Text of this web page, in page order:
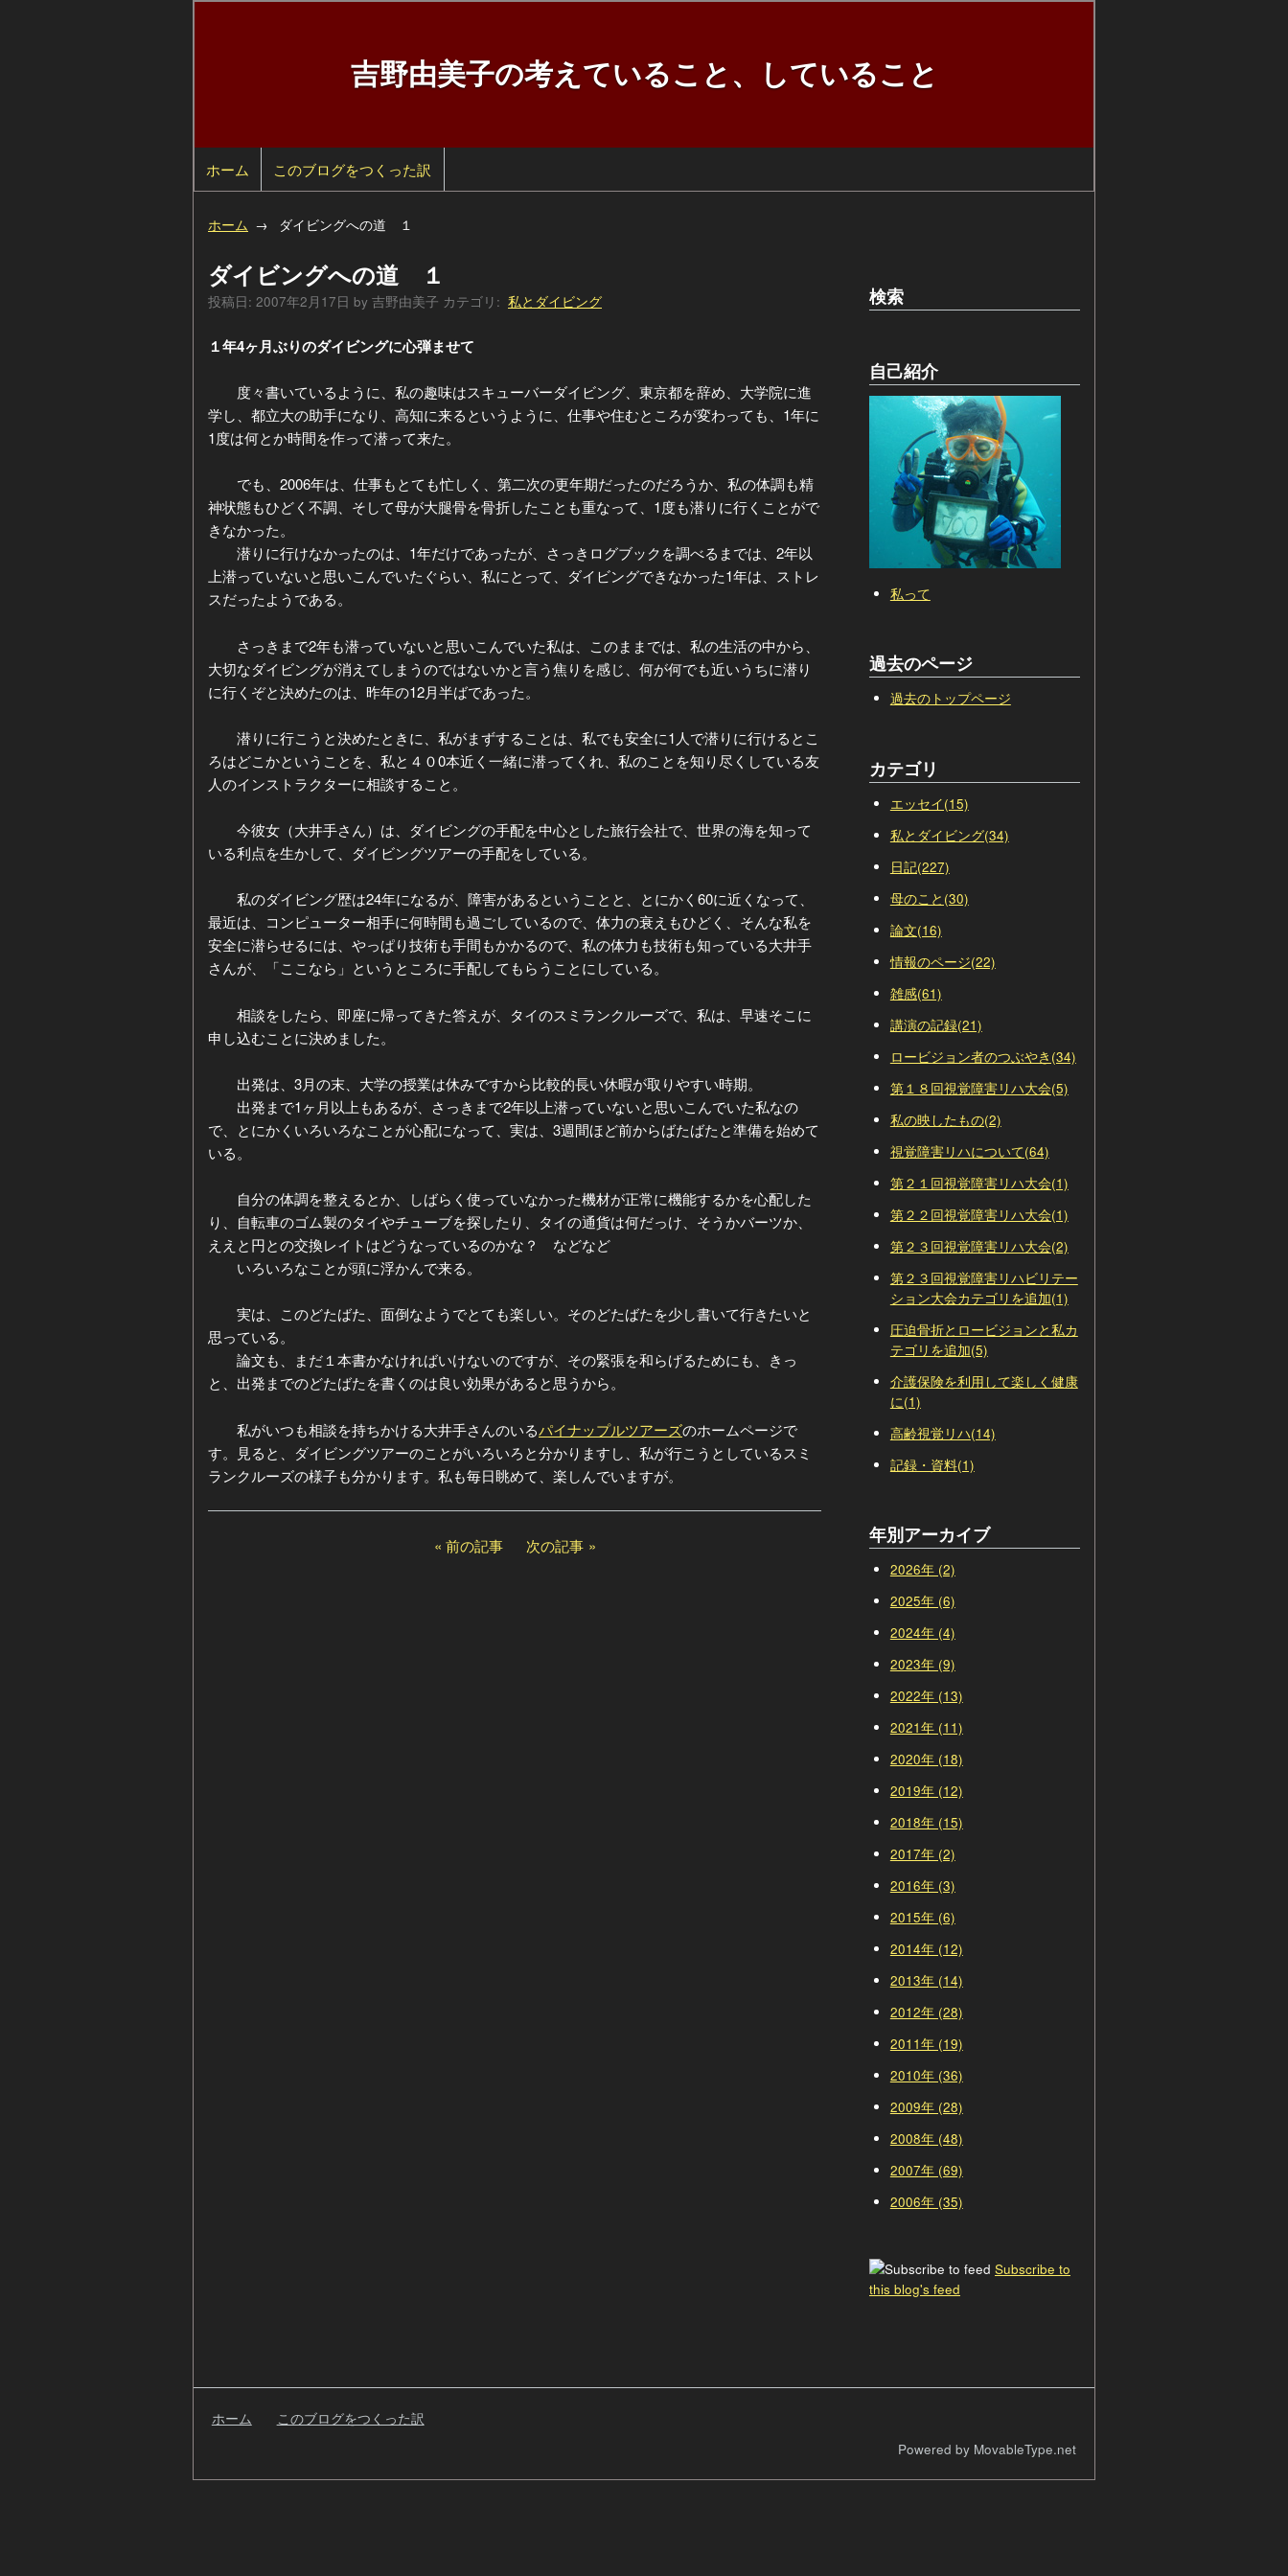
吉野由美子の考えていること、していること
ホーム このブログをつくった訳
検
紹
介
去
の
ー
カ
テ
リ
年
ア
カ
ブ
ホーム ダイビングへの道 １
ダイビングへの道 １
投稿日: 2007年2月17日 by 吉野由美子 カテゴリ: 私とダイビング
１年4ヶ月ぶりのダイビングに心弾ませて
度々書いているように、私の趣味はスキューバーダイビング、東京都を辞め、大学院に進
学し、都立大の助手になり、高知に来るというように、仕事や住むところが変わっても、1年に
1度は何とか時間を作って潜って来た。
でも、2006年は、仕事もとても忙しく、第二次の更年期だったのだろうか、私の体調も精
神状態もひどく不調、そして母が大腿骨を骨折したことも重なって、1度も潜りに行くことがで
きなかった。
潜りに行けなかったのは、1年だけであったが、さっきログブックを調べるまでは、2年以
上潜っていないと思いこんでいたぐらい、私にとって、ダイビングできなかった1年は、ストレ
スだったようである。
さっきまで2年も潜っていないと思いこんでいた私は、このままでは、私の生活の中から、
大切なダイビングが消えてしまうのではないかと言う焦りを感じ、何が何でも近いうちに潜り
に行くぞと決めたのは、昨年の12月半ばであった。
潜りに行こうと決めたときに、私がまずすることは、私でも安全に1人で潜りに行けるとこ
ろはどこかということを、私と４０0本近く一緒に潜ってくれ、私のことを知り尽くしている友
人のインストラクターに相談すること。
今彼女（大井手さん）は、ダイビングの手配を中心とした旅行会社で、世界の海を知って
いる利点を生かして、ダイビングツアーの手配をしている。
私のダイビング歴は24年になるが、障害があるということと、とにかく60に近くなって、
最近は、コンピューター相手に何時間も過ごしているので、体力の衰えもひどく、そんな私を
安全に潜らせるには、やっぱり技術も手間もかかるので、私の体力も技術も知っている大井手
さんが、「ここなら」というところに手配してもらうことにしている。
相談をしたら、即座に帰ってきた答えが、タイのスミランクルーズで、私は、早速そこに
申し込むことに決めました。
出発は、3月の末、大学の授業は休みですから比較的長い休暇が取りやすい時期。
出発まで1ヶ月以上もあるが、さっきまで2年以上潜っていないと思いこんでいた私なの
で、とにかくいろいろなことが心配になって、実は、3週間ほど前からばたばたと準備を始めて
いる。
自分の体調を整えるとか、しばらく使っていなかった機材が正常に機能するかを心配した
り、自転車のゴム製のタイやチューブを探したり、タイの通貨は何だっけ、そうかバーツか、
ええと円との交換レイトはどうなっているのかな？ などなど
いろいろなことが頭に浮かんで来る。
実は、このどたばた、面倒なようでとても楽しい。そのどたばたを少し書いて行きたいと
思っている。
論文も、まだ１本書かなければいけないのですが、その緊張を和らげるためにも、きっ
と、出発までのどたばたを書くのは良い効果があると思うから。
私がいつも相談を持ちかける大井手さんのいるパイナップルツアーズのホームページで
す。見ると、ダイビングツアーのことがいろいろと分かりますし、私が行こうとしているスミ
ランクルーズの様子も分かります。私も毎日眺めて、楽しんでいますが。
前の記事 次の記事
検索
自己紹介
私って
過去のページ
過去のトップページ
カテゴリ
エッセイ(15)
私とダイビング(34)
日記(227)
母のこと(30)
論文(16)
情報のページ(22)
雑感(61)
講演の記録(21)
ロービジョン者のつぶやき(34)
第１８回視覚障害リハ大会(5)
私の映したもの(2)
視覚障害リハについて(64)
第２１回視覚障害リハ大会(1)
第２２回視覚障害リハ大会(1)
第２３回視覚障害リハ大会(2)
第２３回視覚障害リハビリテー
ション大会カテゴリを追加(1)
圧迫骨折とロービジョンと私カ
テゴリを追加(5)
介護保険を利用して楽しく健康
に(1)
高齢視覚リハ(14)
記録・資料(1)
年別アーカイブ
2026年 (2)
2025年 (6)
2024年 (4)
2023年 (9)
2022年 (13)
2021年 (11)
2020年 (18)
2019年 (12)
2018年 (15)
2017年 (2)
2016年 (3)
2015年 (6)
2014年 (12)
2013年 (14)
2012年 (28)
2011年 (19)
2010年 (36)
2009年 (28)
2008年 (48)
2007年 (69)
2006年 (35)
Subscribe to
this blog's feed
ホーム
このブログをつくった訳
自
Powered by MovableType.net